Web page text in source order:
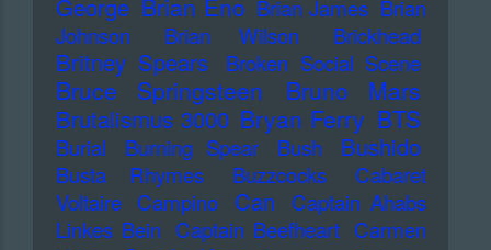
George Brian Eno Brian James Brian
Johnson
Brian Wilson Brickhead
Britney Spears Broken Social Scene
Bruce Springsteen Bruno Mars
Brutalismus 3000 Bryan Ferry BTS
Burial Burning Spear Bush Bushido
Busta Rhymes Buzzcocks
Cabaret
Voltaire Campino Can
Captain Ahabs
Linkes Bein Captain Beefheart Carmen